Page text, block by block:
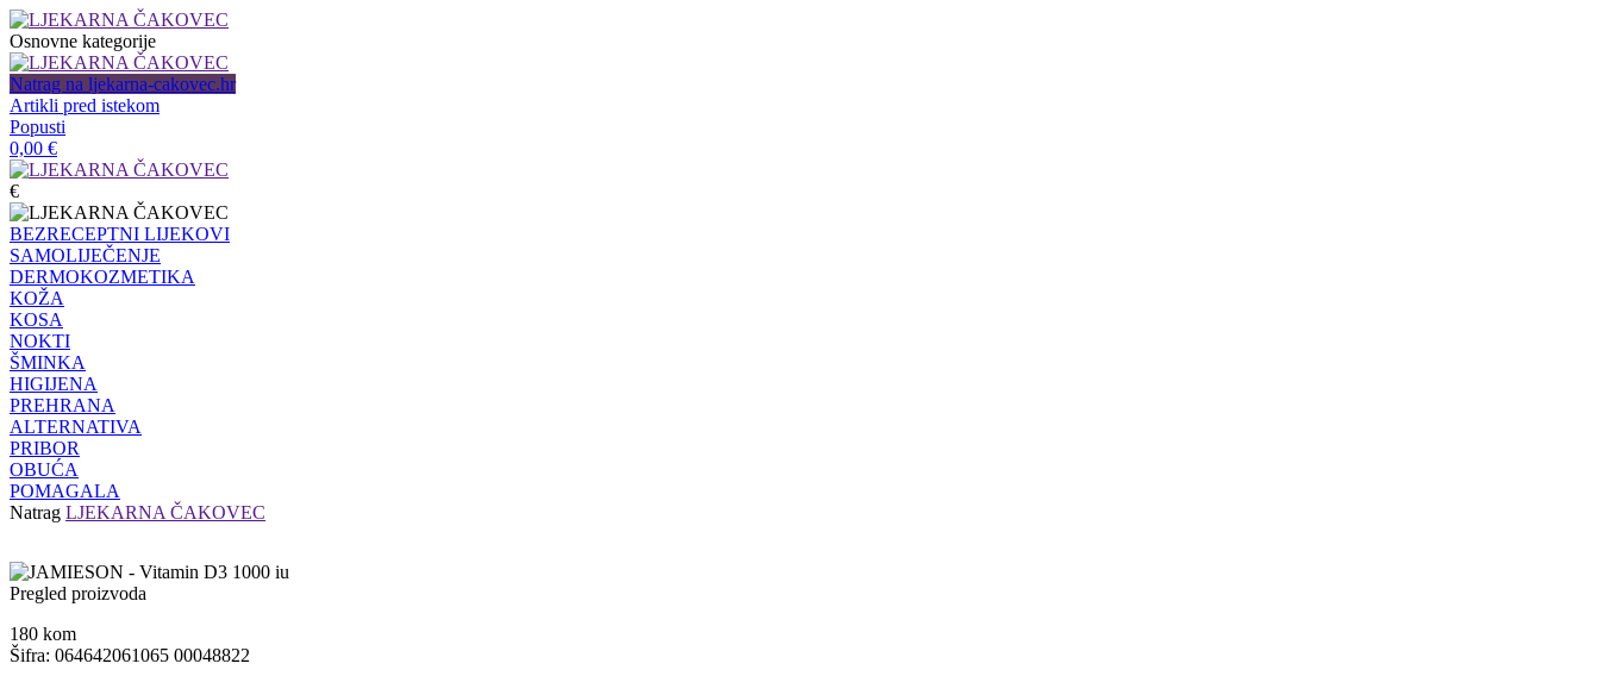
Osnovne kategorije
Natrag na ljekarna-cakovec.hr
Artikli pred istekom
Popusti
0,00 €
€
BEZRECEPTNI LIJEKOVI
SAMOLIJEČENJE
DERMOKOZMETIKA
KOŽA
KOSA
NOKTI
ŠMINKA
HIGIJENA
PREHRANA
ALTERNATIVA
PRIBOR
OBUĆA
POMAGALA
Natrag LJEKARNA ČAKOVEC
Pregled proizvoda
180 kom
Šifra: 064642061065 00048822